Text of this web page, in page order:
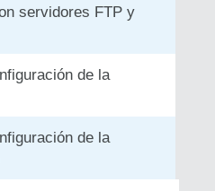
servidores FTP y
de la
de la